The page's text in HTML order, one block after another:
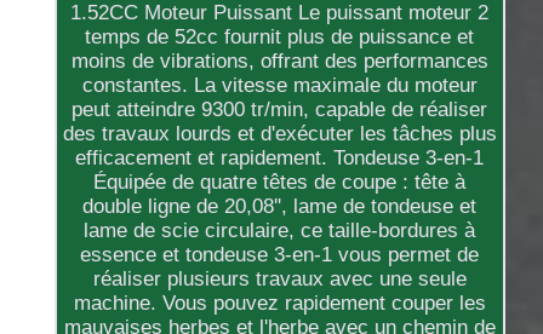
1.52CC Moteur Puissant Le puissant moteur 2
temps de 52cc fournit plus de puissance et
moins de vibrations, offrant des performances
constantes. La vitesse maximale du moteur
peut atteindre 9300 tr/min, capable de réaliser
des travaux lourds et d'exécuter les tâches plus
efficacement et rapidement. Tondeuse 3-en-1
Équipée de quatre têtes de coupe : tête à
double ligne de 20,08'', lame de tondeuse et
lame de scie circulaire, ce taille-bordures à
essence et tondeuse 3-en-1 vous permet de
réaliser plusieurs travaux avec une seule
machine. Vous pouvez rapidement couper les
mauvaises herbes et l'herbe avec un chemin de